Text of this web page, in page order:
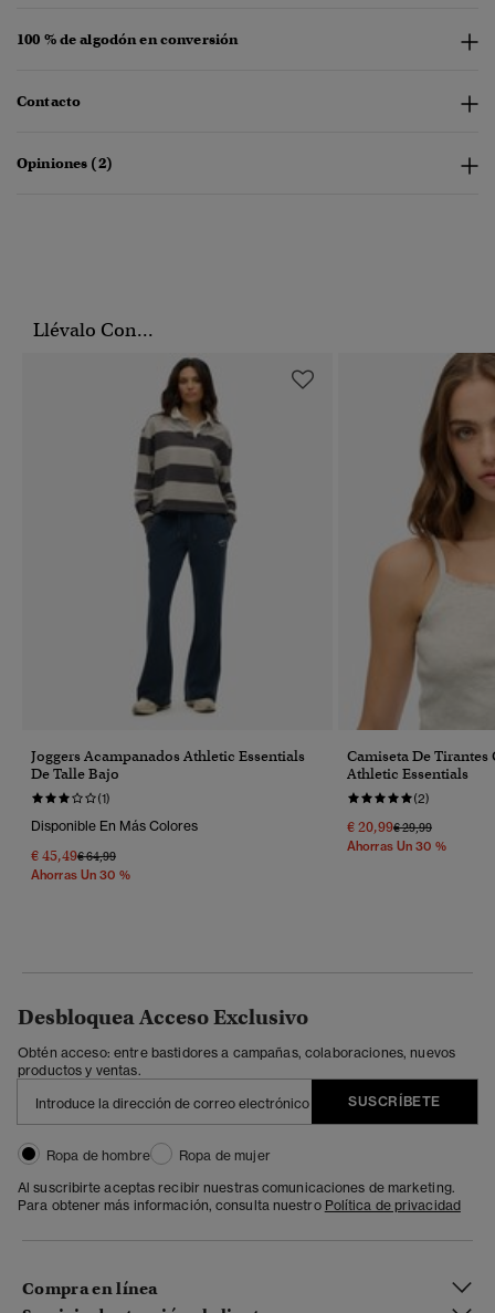
100 % de algodón en conversión
Contacto
Opiniones (2)
Llévalo Con...
Joggers Acampanados Athletic Essentials
De Talle Bajo
(1)
Disponible En Más Colores
€ 45,49Precio Rebajado De
€ 64,99A
Ahorras Un 30 %
Camiseta De
Athletic Essentials
(2)
€ 20,99Precio Rebajado
€ 29,99A
Ahorras Un 30 %
Desbloquea Acceso Exclusivo
Obtén acceso: entre bastidores a campañas, colaboraciones, nuevos
productos y ventas.
SUSCRÍBETE
Ropa de hombre
Ropa de mujer
Al suscribirte aceptas recibir nuestras comunicaciones de marketing.
Para obtener más información, consulta nuestro Política de privacidad
Compra en línea